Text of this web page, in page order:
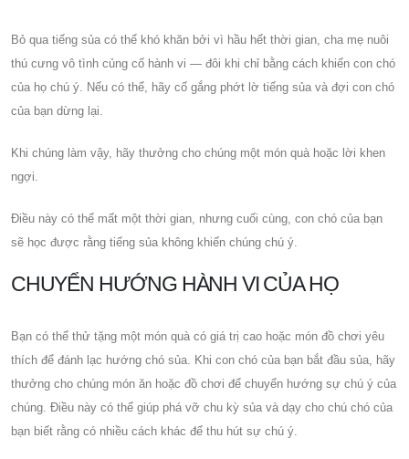
Bỏ qua tiếng sủa có thể khó khăn bởi vì hầu hết thời gian, cha mẹ nuôi
thú cưng vô tình củng cố hành vi — đôi khi chỉ bằng cách khiến con chó
của họ chú ý. Nếu có thể, hãy cố gắng phớt lờ tiếng sủa và đợi con chó
của bạn dừng lại.
Khi chúng làm vậy, hãy thưởng cho chúng một món quà hoặc lời khen
ngợi.
Điều này có thể mất một thời gian, nhưng cuối cùng, con chó của bạn
sẽ học được rằng tiếng sủa không khiến chúng chú ý.
CHUYỂN HƯỚNG HÀNH VI CỦA HỌ
Bạn có thể thử tặng một món quà có giá trị cao hoặc món đồ chơi yêu
thích để đánh lạc hướng chó sủa. Khi con chó của bạn bắt đầu sủa, hãy
thưởng cho chúng món ăn hoặc đồ chơi để chuyển hướng sự chú ý của
chúng. Điều này có thể giúp phá vỡ chu kỳ sủa và dạy cho chú chó của
bạn biết rằng có nhiều cách khác để thu hút sự chú ý.